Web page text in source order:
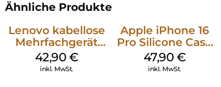
Ähnliche Produkte
Lenovo kabellose
Mehrfachgerät
Luna Grey
42,90 €
inkl. MwSt.
Apple iPhone 16
Pro Silicone Case
MagSafe Denim
47,90 €
inkl. MwSt.